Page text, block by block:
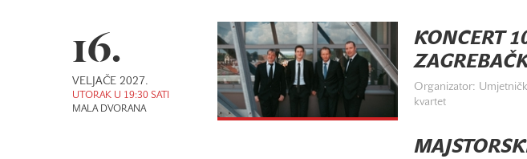
16.
VELJAČE 2027.
UTORAK U 19:30 SATI
MALA DVORANA
KONCERT
Organizator:
kvartet